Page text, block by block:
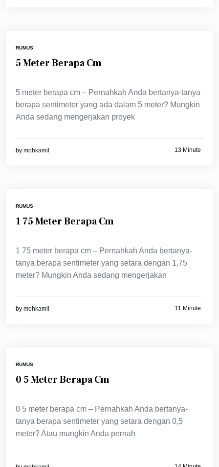
RUMUS
5 Meter Berapa Cm
5 meter berapa cm – Pernahkah Anda bertanya-tanya
berapa sentimeter yang ada dalam 5 meter? Mungkin
Anda sedang mengerjakan proyek
by mohkamil 13 Minute
RUMUS
1 75 Meter Berapa Cm
1 75 meter berapa cm – Pernahkah Anda bertanya-
tanya berapa sentimeter yang setara dengan 1,75
meter? Mungkin Anda sedang mengerjakan
by mohkamil 11 Minute
RUMUS
0 5 Meter Berapa Cm
0 5 meter berapa cm – Pernahkah Anda bertanya-
tanya berapa sentimeter yang setara dengan 0,5
meter? Atau mungkin Anda pernah